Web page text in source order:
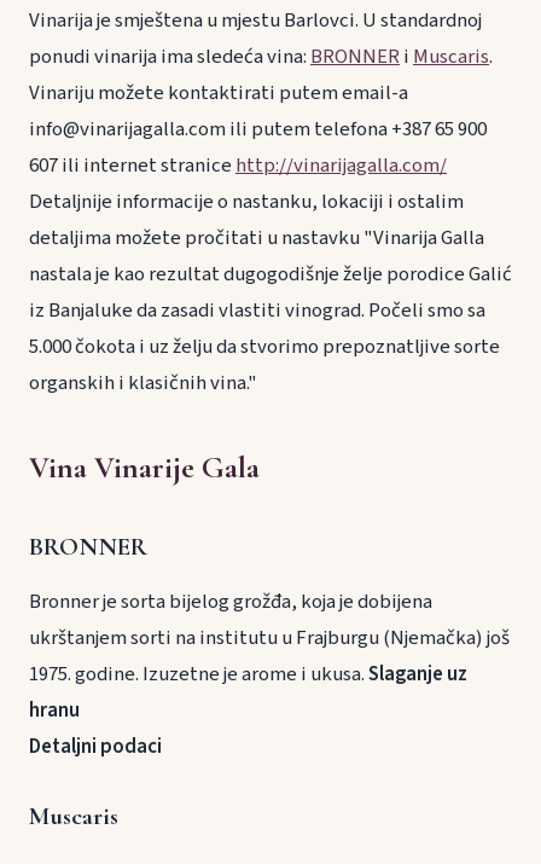
Vinarija je smještena u mjestu Barlovci. U standardnoj
ponudi vinarija ima sledeća vina: BRONNERi Muscaris.
Vinariju možete kontaktirati putem email-a
info@vinarijagalla.com ili putem telefona +387 65 900
607 ili internet stranice http://vinarijagalla.com/
Detaljnije informacije o nastanku, lokaciji i ostalim
detaljima možete pročitati u nastavku "Vinarija Galla
nastala je kao rezultat dugogodišnje želje porodice Galić
iz Banjaluke da zasadi vlastiti vinograd. Počeli smo sa
5.000 čokota i uz želju da stvorimo prepoznatljive sorte
organskih i klasičnih vina."
Vina Vinarije Gala
BRONNER
Bronner je sorta bijelog grožđa, koja je dobijena
ukrštanjem sorti na institutu u Frajburgu (Njemačka) još
1975. godine. Izuzetne je arome i ukusa.Slaganje uz
hranu
Detaljni podaci
Muscaris